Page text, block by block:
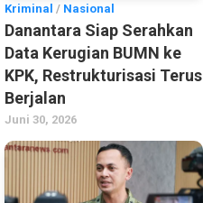
Kriminal / Nasional
Danantara Siap Serahkan
Data Kerugian BUMN ke
KPK, Restrukturisasi Terus
Berjalan
Juni 30, 2026